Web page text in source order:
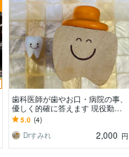
歯科医師が歯やお口・病院の事、
優しく的確に答えます 現役勤務
歯科医師です！どんな些細なこと
でもお気軽にどうぞ♪
5.0 (4)
Drすみれ
2,000 円